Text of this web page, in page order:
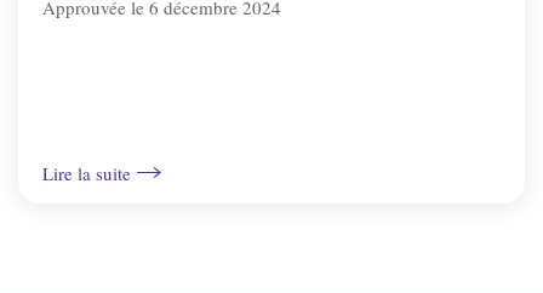
Approuvée le 6 décembre 2024
Lire la suite